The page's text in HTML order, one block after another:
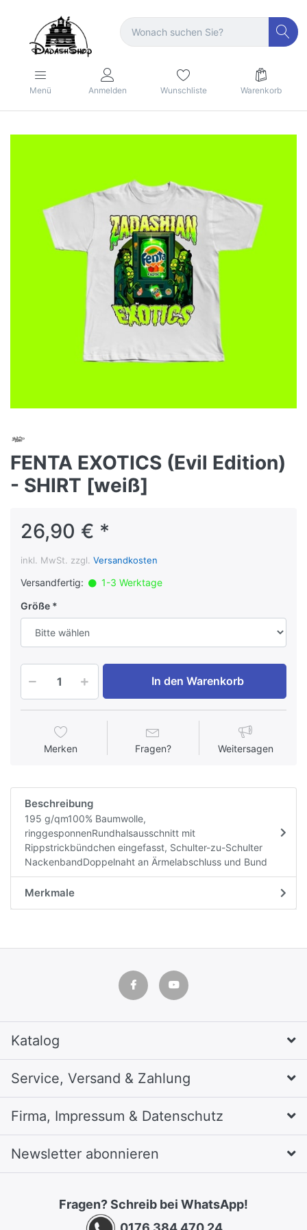
Menü Anmelden Wunschliste Warenkorb
FENTA EXOTICS (Evil Edition)
- SHIRT [weiß]
26,90 € *
inkl. MwSt. zzgl. Versandkosten
Versandfertig:
1-3 Werktage
Größe
In den Warenkorb
Merken Fragen? Weitersagen
Beschreibung
195 g/qm100% Baumwolle,
ringgesponnenRundhalsausschnitt mit
Rippstrickbündchen eingefasst, Schulter-zu-Schulter
NackenbandDoppelnaht an Ärmelabschluss und Bund
Merkmale
Katalog
Service, Versand & Zahlung
Firma, Impressum & Datenschutz
Newsletter abonnieren
Fragen? Schreib bei WhatsApp!